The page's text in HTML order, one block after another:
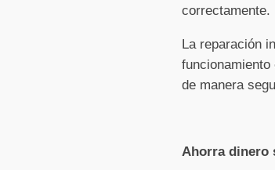
correctamente.
La reparación
de manera
Ahorra dinero